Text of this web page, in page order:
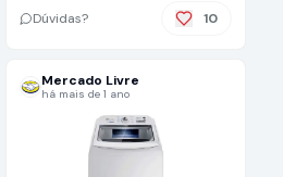
Dúvidas? 10
Mercado Livre
há mais de 1 ano